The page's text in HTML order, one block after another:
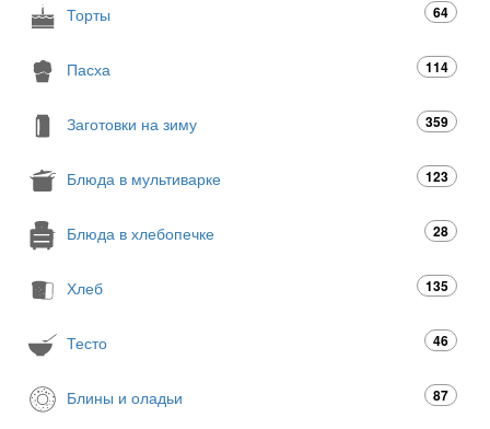
Торты 64
Пасха 114
Заготовки на зиму 359
Блюда в мультиварке 123
Блюда в хлебопечке 28
Хлеб 135
Тесто 46
Блины и оладьи 87